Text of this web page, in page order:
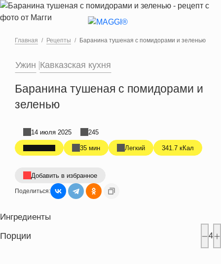
Перейти к основному содержанию
Главная Рецепты Баранина тушеная с помидорами и зеленью
Ужин Кавказская кухня
Баранина тушеная с помидорами и
зеленью
35 мин Легкий 341.7 кКал
14 июля 2025 245
Добавить в избранное
Поделиться:
Ингредиенты
Порции 4